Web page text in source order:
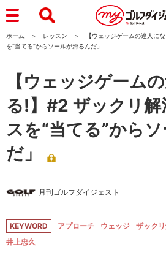
ホーム レッスン
【ウェッジゲームの達人に
を“当てる”からソールが滑るんだ」
【ウェッジゲーム
る!】#2 ザックリ解
スを“当てる”から
だ」
月刊ゴルフダイジェスト
KEYWORD アプローチ ウェッジ ザック
井上忠久